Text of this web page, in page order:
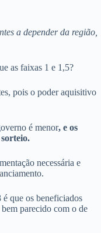
a depender da região,
as faixas 1 e 1,5?
pois o poder aquisitivo
é menor, e os
necessária e
é que os beneficiados
parecido com o de